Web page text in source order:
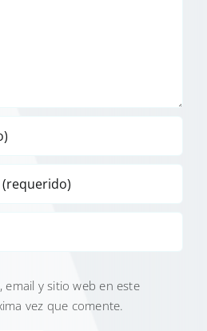
y sitio web en este
vez que comente.